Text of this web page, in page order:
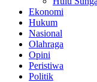
Ekonomi
Hukum
Nasional
Olahraga
Opini
Peristiwa
Politik